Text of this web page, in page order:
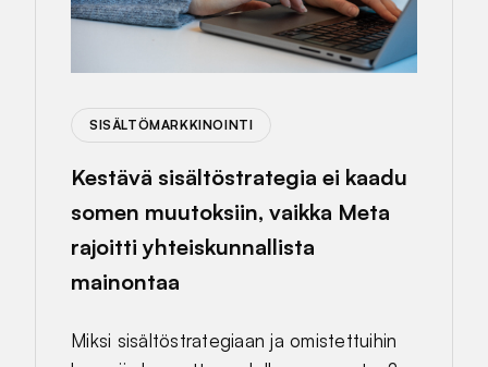
SISÄLTÖMARKKINOINTI
Kestävä sisältöstrategia ei kaadu
somen muutoksiin, vaikka Meta
rajoitti yhteiskunnallista
mainontaa
Miksi sisältöstrategiaan ja omistettuihin